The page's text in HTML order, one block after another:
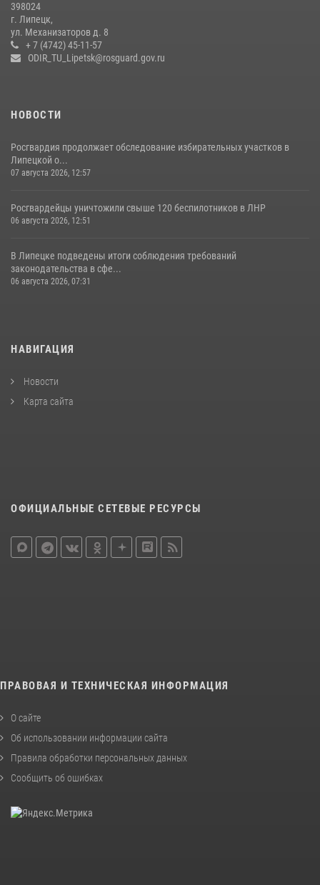
Липецке
17 июля 2026, 12:26 5
398024
г. Липецк,
ул. Механизаторов д. 8
+ 7 (4742) 45-11-57
ODIR_TU_Lipetsk@rosguard.gov.ru
НОВОСТИ
Росгвардия продолжает обследование избирательных участков в
Липецкой о...
07 августа 2026, 12:57
Росгвардейцы уничтожили свыше 120 беспилотников в ЛНР
06 августа 2026, 12:51
В Липецке подведены итоги соблюдения требований
законодательства в сфе...
06 августа 2026, 07:31
НАВИГАЦИЯ
Новости
Карта сайта
ОФИЦИАЛЬНЫЕ СЕТЕВЫЕ РЕСУРСЫ
ПРАВОВАЯ И ТЕХНИЧЕСКАЯ ИНФОРМАЦИЯ
О сайте
Об использовании информации сайта
Правила обработки персональных данных
Сообщить об ошибках